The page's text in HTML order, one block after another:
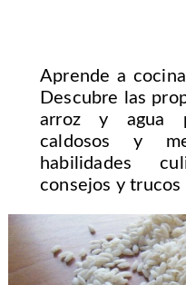
Aprende a
Descubre las
arroz y agua
caldosos y
habilidades
consejos y